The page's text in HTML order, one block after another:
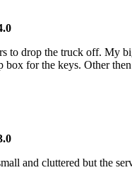
to drop the truck off. My
box for the keys. Other
and cluttered but the